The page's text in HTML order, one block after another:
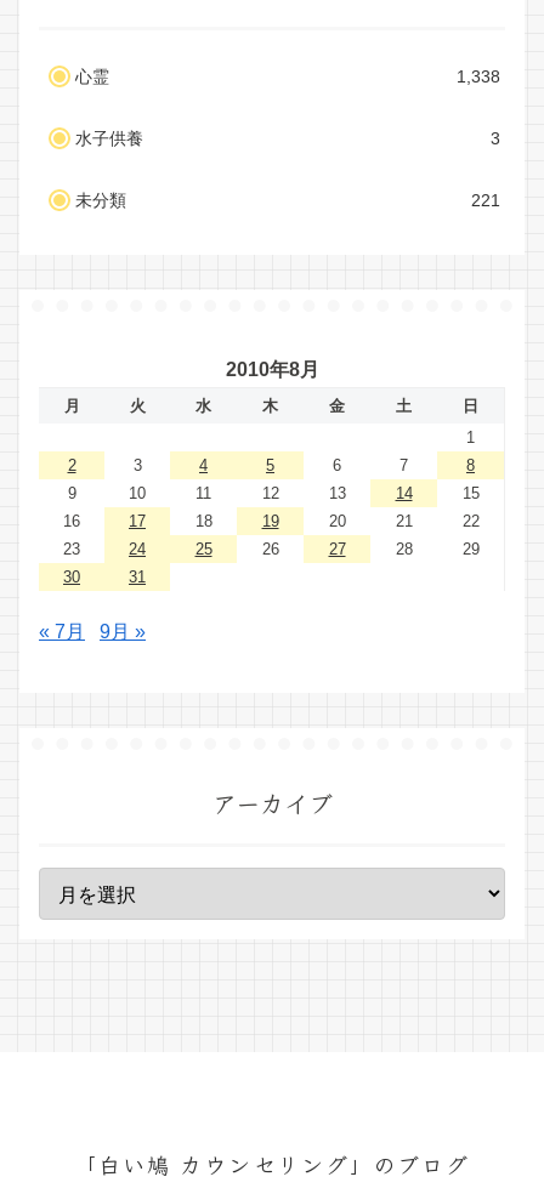
心霊 1,338
水子供養 3
未分類 221
2010年8月
月 火 水 木 金 土
日
1
2
3 4 5 6 7
8
9
10 11 12 13 14
15
16
17 18 19 20 21
22
23
24 25 26 27 28
29
30
31
« 7月 9月 »
アーカイブ
「白い鳩 カウンセリング」のブログ